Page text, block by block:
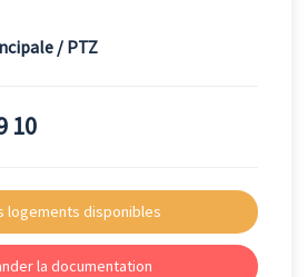
/ PTZ
10
logements disponibles
la documentation